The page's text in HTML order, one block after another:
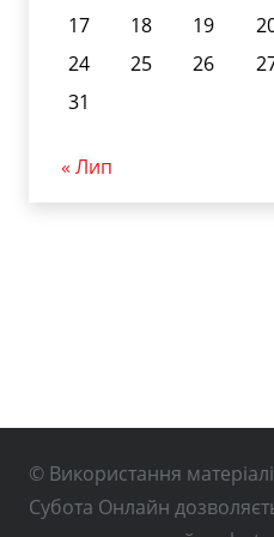
17
18 19
24
25 26
31
« Лип
© Використання
Субота Онлайн